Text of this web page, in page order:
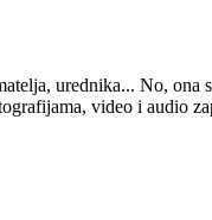
urednika... No,
video i audio